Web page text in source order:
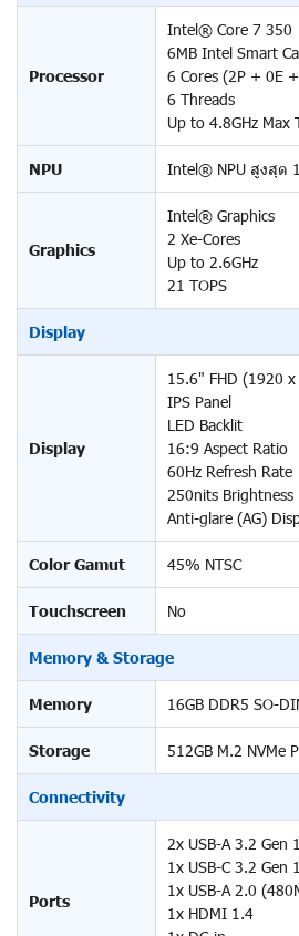
Processor
Intel® Core 7 350
6MB Intel Smart
6 Cores (2P + 0E
6 Threads
Up to 4.8GHz Max
NPU Intel® NPU สูงสุด
Graphics
Intel® Graphics
2 Xe-Cores
Up to 2.6GHz
21 TOPS
Display
Display
15.6" FHD (1920
IPS Panel
LED Backlit
16:9 Aspect Ratio
60Hz Refresh Rate
250nits Brightness
Anti-glare (AG)
Color Gamut 45% NTSC
Touchscreen No
Memory & Storage
Memory 16GB DDR5 SO-
Storage 512GB M.2 NVMe
Connectivity
Ports
2x USB-A 3.2 Gen
1x USB-C 3.2 Gen 1
1x USB-A 2.0
1x HDMI 1.4